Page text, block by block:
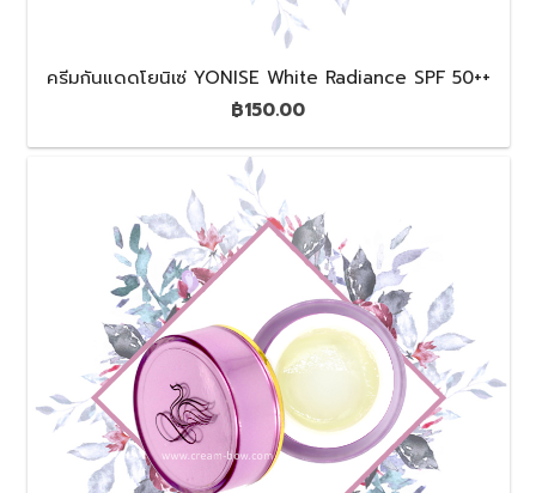
ครีมกันแดดโยนิเซ่ YONISE White Radiance SPF 50++
฿150.00